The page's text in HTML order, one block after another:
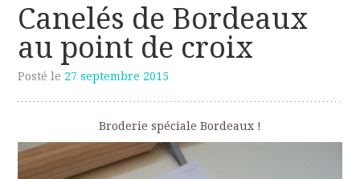
Canelés de Bordeaux
au point de croix
Posté le 27 septembre 2015
Broderie spéciale Bordeaux !